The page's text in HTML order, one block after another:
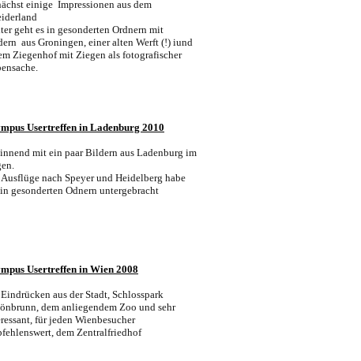
einige Impressionen aus dem
geht es in gesonderten Ordnern mit
aus Groningen, einer alten Werft (!) iund
Ziegenhof mit Ziegen als fotografischer
Usertreffen in Ladenburg 2010
mit ein paar Bildern aus Ladenburg im
nach Speyer und Heidelberg habe
gesonderten Odnern untergebracht
Usertreffen in Wien 2008
aus der Stadt, Schlosspark
dem anliegendem Zoo und sehr
für jeden Wienbesucher
dem Zentralfriedhof